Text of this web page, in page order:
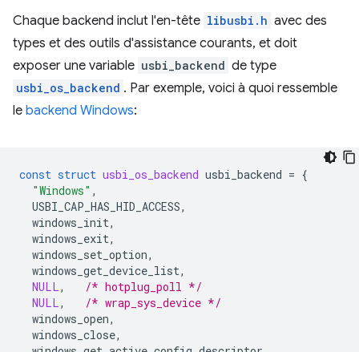
Chaque backend inclut l'en-tête libusbi.h avec des
types et des outils d'assistance courants, et doit
exposer une variable usbi_backend de type
usbi_os_backend . Par exemple, voici à quoi ressemble
le backend Windows:
const struct usbi_os_backend usbi_backend = {
"Windows" ,
USBI_CAP_HAS_HID_ACCESS,
windows_init,
windows_exit,
windows_set_option,
windows_get_device_list,
NULL,
/* hotplug_poll */
NULL,
/* wrap_sys_device */
windows_open,
windows_close,